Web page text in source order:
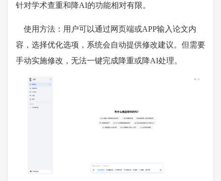
针对学术查重和降AI的功能相对有限。
使用方法：用户可以通过网页端或APP输入论文内
容，选择优化选项，系统会自动提供修改建议。但需要
手动实施修改，无法一键完成降重或降AI处理。